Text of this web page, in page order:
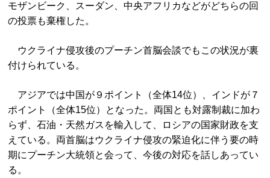
モザンビーク、スーダン、中央アフリカなどがどちらの回
の投票も棄権した。
ウクライナ侵攻後のプーチン首脳会談でもこの状況が裏
付けられている。
アジアでは中国が９ポイント（全体14位）、インドが７
ポイント（全体15位）となった。両国とも対露制裁に加わ
らず、石油・天然ガスを輸入して、ロシアの国家財政を支
えている。両首脳はウクライナ侵攻の緊迫化に伴う要の時
期にプーチン大統領と会って、今後の対応を話しあってい
る。